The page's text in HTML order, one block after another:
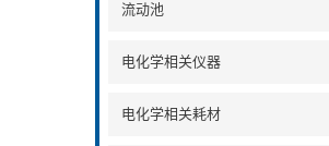
流动池
电化学相关仪器
电化学相关耗材